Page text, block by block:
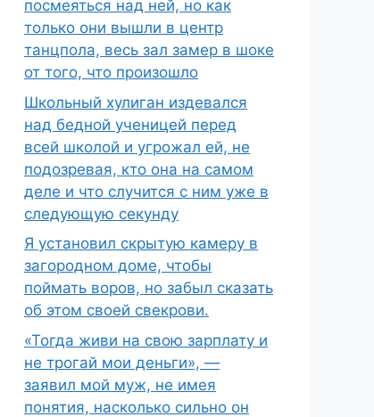
посмеяться над ней, но как
только они вышли в центр
танцпола, весь зал замер в шоке
от того, что произошло
Школьный хулиган издевался
над бедной ученицей перед
всей школой и угрожал ей, не
подозревая, кто она на самом
деле и что случится с ним уже в
следующую секунду
Я установил скрытую камеру в
загородном доме, чтобы
поймать воров, но забыл сказать
об этом своей свекрови.
«Тогда живи на свою зарплату и
не трогай мои деньги», —
заявил мой муж, не имея
понятия, насколько сильно он